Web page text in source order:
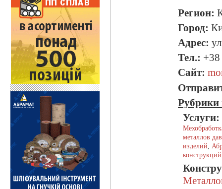
Регион:
Город:
Адрес:
Тел.:
Сайт:
Рубрики
Услуги:
металлов
изделий,
конструкций